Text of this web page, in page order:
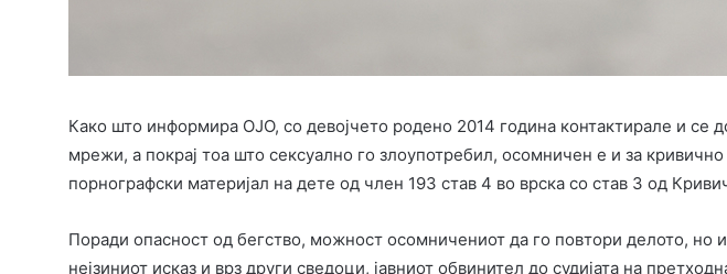
Како што информира ОЈО, со девојчето родено 2014 година контактирале и се
мрежи, а покрај тоа што сексуално го злоупотребил, осомничен е и за
порнографски материјал на дете од член 193 став 4 во врска со став 3 од
Поради опасност од бегство, можност осомничениот да го повтори делото, но и
нејзиниот исказ и врз други сведоци, јавниот обвинител до судијата на